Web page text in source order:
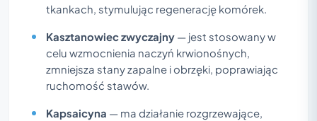
tkankach, stymulując regenerację komórek.
Kasztanowiec zwyczajny — jest stosowany w
celu wzmocnienia naczyń krwionośnych,
zmniejsza stany zapalne i obrzęki, poprawiając
ruchomość stawów.
Kapsaicyna — ma działanie rozgrzewające,